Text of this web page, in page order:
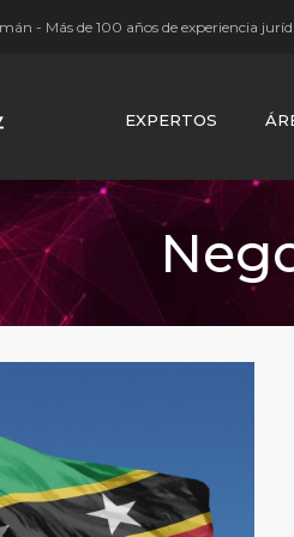
- Más de 100 años de experiencia
EXPERTOS